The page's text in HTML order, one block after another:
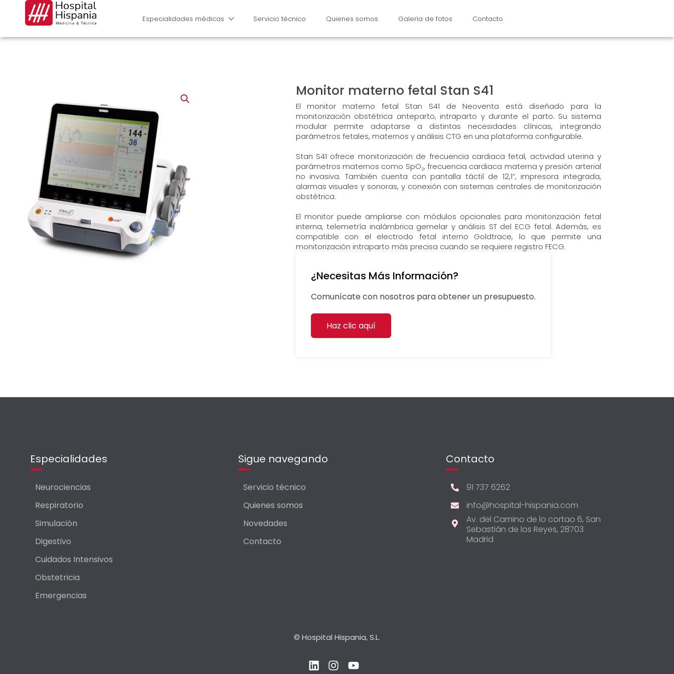
contenido
Especialidades médicas Servicio técnico Quienes somos Galería de fotos Contacto
Monitor materno fetal Stan S41
El monitor materno fetal Stan S41 de Neoventa está diseñado para la
monitorización obstétrica anteparto, intraparto y durante el parto. Su sistema
modular permite adaptarse a distintas necesidades clínicas, integrando
parámetros fetales, maternos y análisis CTG en una plataforma configurable.
Stan S41 ofrece monitorización de frecuencia cardiaca fetal, actividad uterina y
parámetros maternos como SpO₂, frecuencia cardiaca materna y presión arterial
no invasiva. También cuenta con pantalla táctil de 12,1”, impresora integrada,
alarmas visuales y sonoras, y conexión con sistemas centrales de monitorización
obstétrica.
El monitor puede ampliarse con módulos opcionales para monitorización fetal
interna, telemetría inalámbrica gemelar y análisis ST del ECG fetal. Además, es
compatible con el electrodo fetal interno Goldtrace, lo que permite una
monitorización intraparto más precisa cuando se requiere registro FECG.
¿Necesitas Más Información?
Comunícate con nosotros para obtener un presupuesto.
Haz clic aquí
Especialidades
Neurociencias
Respiratorio
Simulación
Digestivo
Cuidados Intensivos
Obstetricia
Emergencias
Sigue navegando
Servicio técnico
Quienes somos
Novedades
Contacto
Contacto
91 737 6262
info@hospital-hispania.com
Av. del Camino de lo cortao 6, San
Sebastián de los Reyes, 28703
Madrid
© Hospital Hispania, S.L.
L
i
I
n
Y
o